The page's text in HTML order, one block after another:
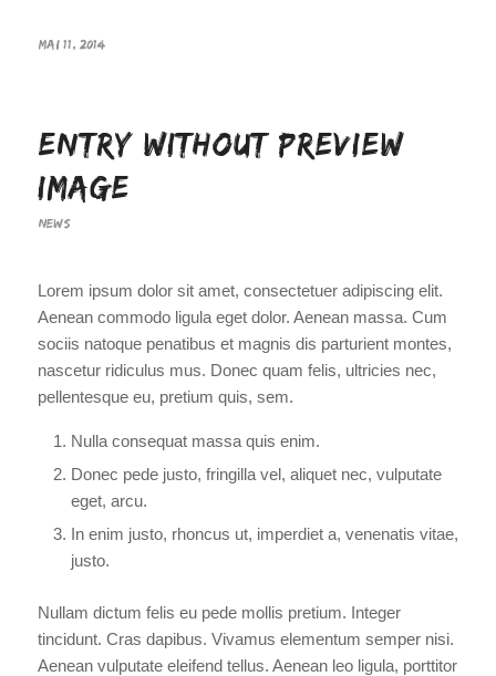
MAI 11, 2014
Entry without preview
image
NEWS
Lorem ipsum dolor sit amet, consectetuer adipiscing elit.
Aenean commodo ligula eget dolor. Aenean massa. Cum
sociis natoque penatibus et magnis dis parturient montes,
nascetur ridiculus mus. Donec quam felis, ultricies nec,
pellentesque eu, pretium quis, sem.
Nulla consequat massa quis enim.
Donec pede justo, fringilla vel, aliquet nec, vulputate
eget, arcu.
In enim justo, rhoncus ut, imperdiet a, venenatis vitae,
justo.
Nullam dictum felis eu pede mollis pretium. Integer
tincidunt. Cras dapibus. Vivamus elementum semper nisi.
Aenean vulputate eleifend tellus. Aenean leo ligula, porttitor